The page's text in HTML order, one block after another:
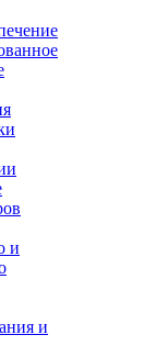
и
и